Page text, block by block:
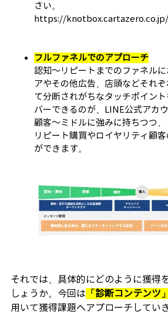
さい。
https://
フルファネルでのアプローチ
認知～リピートまでのファネル
アやその他広告、店頭などそれ
て分断されがちなタッチポイン
バーできるのが、LINE公式アカ
顧客～ミドルに強みに持ちつつ、
リピート購買やロイヤリティ顧
ができます。
それでは、具体的にどのように獲得
しょうか。今回は 「診断コンテンツ」
用いて獲得課題へアプローチしてい